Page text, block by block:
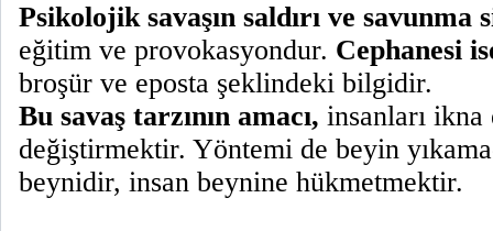
Psikolojik savaşın saldırı ve savunma
eğitim ve provokasyondur. Cephanesi
broşür ve eposta şeklindeki bilgidir.
Bu savaş tarzının amacı, insanları ikna
değiştirmektir. Yöntemi de beyin
beynidir, insan beynine hükmetmektir.